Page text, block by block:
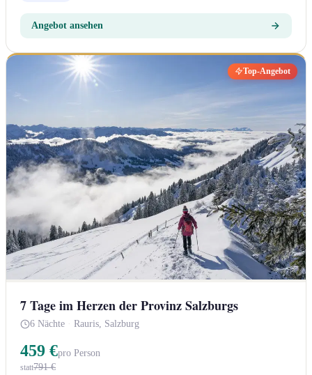
Angebot ansehen
Top-Angebot
7 Tage im Herzen der Provinz Salzburgs
6 Nächte · Rauris, Salzburg
459 €pro Person
statt791 €